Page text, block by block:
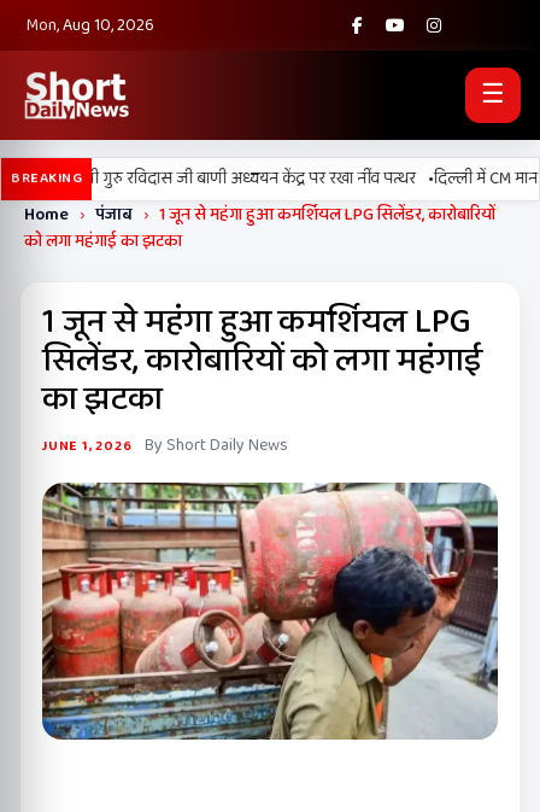
Mon, Aug 10, 2026
☰
BREAKING
में श्री गुरु रविदास जी बाणी अध्ययन केंद्र पर रखा नींव पत्थर •दिल्ली में CM मान
Home › पंजाब › 1 जून से महंगा हुआ कमर्शियल LPG सिलेंडर, कारोबारियों
को लगा महंगाई का झटका
1 जून से महंगा हुआ कमर्शियल LPG
सिलेंडर, कारोबारियों को लगा महंगाई
का झटका
JUNE 1, 2026 By Short Daily News